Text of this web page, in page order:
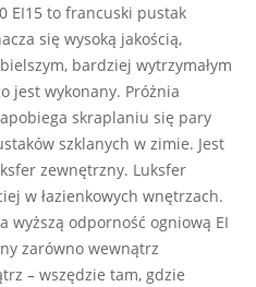
EI15 to francuski pustak
się wysoką jakością,
bardziej wytrzymałym
jest wykonany. Próżnia
skraplaniu się pary
szklanych w zimie. Jest
zewnętrzny. Luksfer
w łazienkowych wnętrzach.
wyższą odporność ogniową EI
zarówno wewnątrz
– wszędzie tam, gdzie